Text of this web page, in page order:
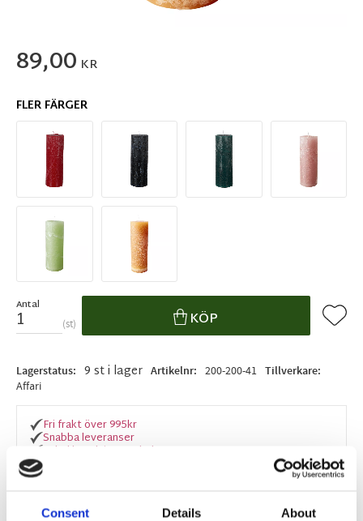
Consent Details About
89,00 KR
FLER FÄRGER
Antal
st KÖP Lägg
Lagerstatus 9 st i lager Artikelnr 200-200-41 Tillverkare
Affari
Fri frakt över 995kr
Snabba leveranser
Enkel betalning med Klarna